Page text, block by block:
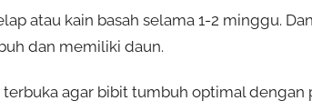
atau kain basah selama 1-2 minggu.
dan memiliki daun.
agar bibit tumbuh optimal dengan